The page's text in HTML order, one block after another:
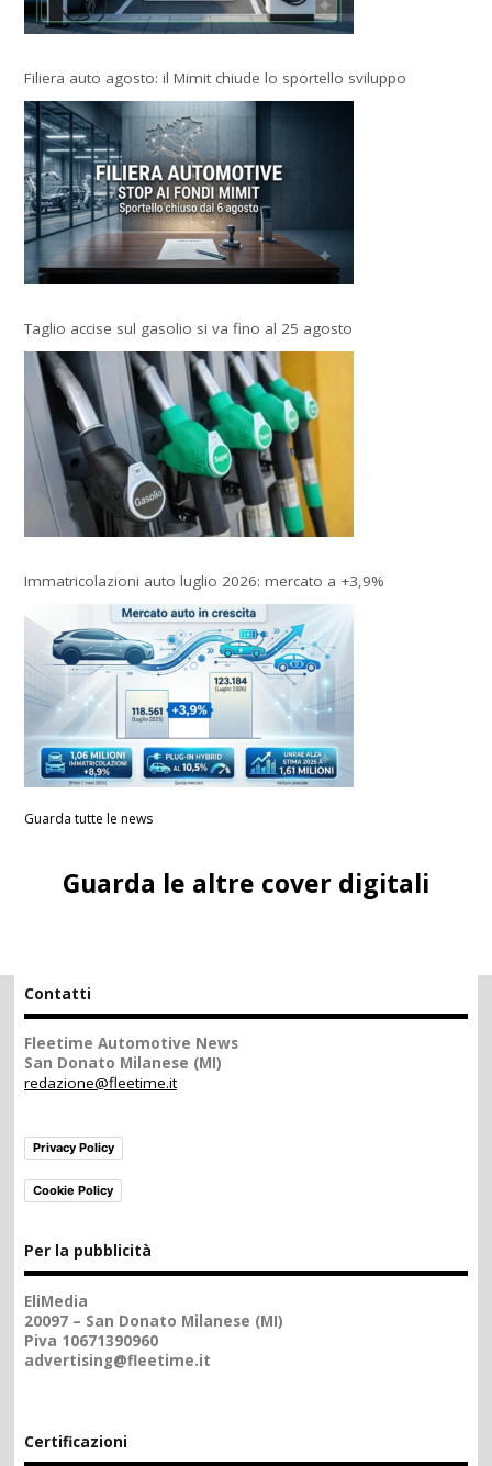
Filiera auto agosto: il Mimit chiude lo sportello sviluppo
Taglio accise sul gasolio si va fino al 25 agosto
Immatricolazioni auto luglio 2026: mercato a +3,9%
Guarda tutte le news
Guarda le altre cover digitali
Contatti
Fleetime Automotive News
San Donato Milanese (MI)
redazione@fleetime.it
Privacy Policy
Cookie Policy
Per la pubblicità
EliMedia
20097 – San Donato Milanese (MI)
Piva 10671390960
advertising@fleetime.it
Certificazioni